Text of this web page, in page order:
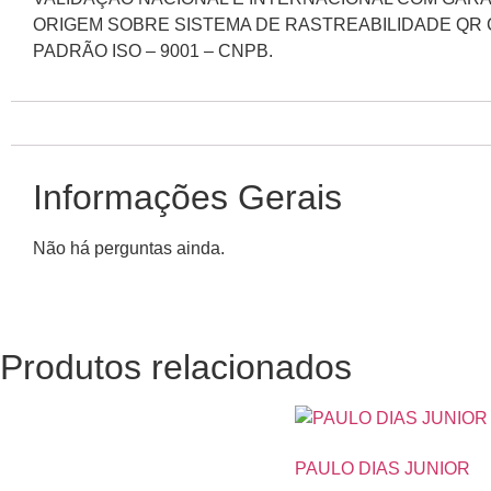
ORIGEM SOBRE SISTEMA DE RASTREABILIDADE QR
PADRÃO ISO – 9001 – CNPB.
Informações Gerais
Não há perguntas ainda.
Produtos relacionados
PAULO DIAS JUNIOR